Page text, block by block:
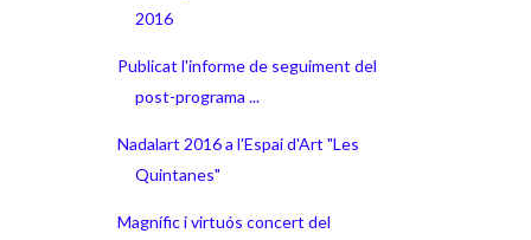
2016
Publicat l'informe de seguiment del
post-programa ...
Nadalart 2016 a l'Espai d'Art "Les
Quintanes"
Magnífic i virtuós concert del